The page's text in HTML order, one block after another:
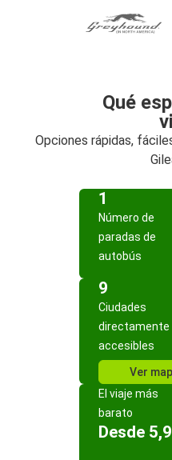
Qué
Opciones rápidas,
1
Número de
paradas de
autobús
9
Ciudades
directamente
accesibles
Ver
El viaje más
barato
Desde